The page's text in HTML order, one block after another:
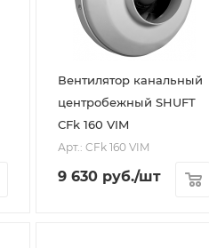
Вентилятор канальный
центробежный SHUFT
CFk 160 VIM
Арт.: CFk 160 VIM
9 630 руб./шт